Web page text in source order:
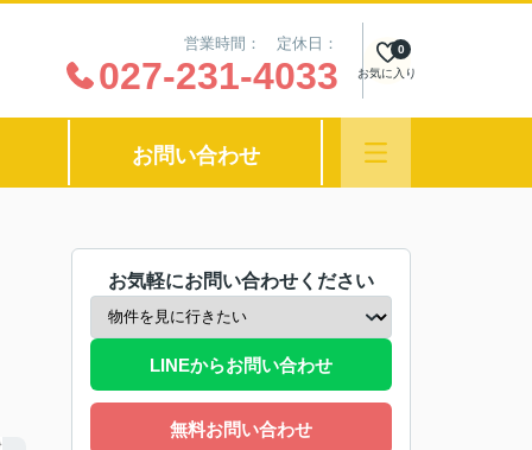
営業時間： 定休日：
027-231-4033 お気に入り
0
お問い合わせ
お気軽にお問い合わせください
LINEからお問い合わせ
無料お問い合わせ